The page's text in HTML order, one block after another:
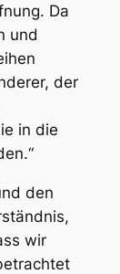
Da
und
der
in die
den
wir